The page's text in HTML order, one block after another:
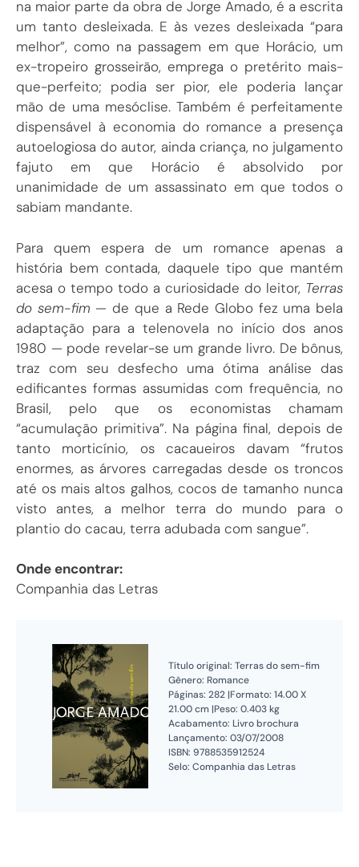
na maior parte da obra de Jorge Amado, é a escrita
um tanto desleixada. E às vezes desleixada “para
melhor”, como na passagem em que Horácio, um
ex-tropeiro grosseirão, emprega o pretérito mais-
que-perfeito; podia ser pior, ele poderia lançar
mão de uma mesóclise. Também é perfeitamente
dispensável à economia do romance a presença
autoelogiosa do autor, ainda criança, no julgamento
fajuto em que Horácio é absolvido por
unanimidade de um assassinato em que todos o
sabiam mandante.
Para quem espera de um romance apenas a
história bem contada, daquele tipo que mantém
acesa o tempo todo a curiosidade do leitor, Terras
do sem-fim — de que a Rede Globo fez uma bela
adaptação para a telenovela no início dos anos
1980 — pode revelar-se um grande livro. De bônus,
traz com seu desfecho uma ótima análise das
edificantes formas assumidas com frequência, no
Brasil, pelo que os economistas chamam
“acumulação primitiva”. Na página final, depois de
tanto morticínio, os cacaueiros davam “frutos
enormes, as árvores carregadas desde os troncos
até os mais altos galhos, cocos de tamanho nunca
visto antes, a melhor terra do mundo para o
plantio do cacau, terra adubada com sangue”.
Onde encontrar:
Companhia das Letras
Título original: Terras do sem-fim
Gênero: Romance
Páginas: 282 |Formato: 14.00 X
21.00 cm |Peso: 0.403 kg
Acabamento: Livro brochura
Lançamento: 03/07/2008
ISBN: 9788535912524
Selo: Companhia das Letras